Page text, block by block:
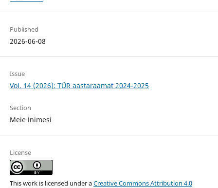
Published
2026-06-08
Issue
Vol. 14 (2026): TÜR aastaraamat 2024-2025
Section
Meie inimesi
License
This work is licensed under aCreative Commons Attribution 4.0